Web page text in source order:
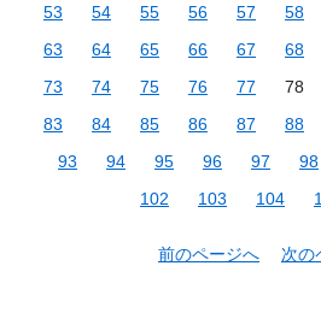
53
54 55 56 57 58
63
64 65 66 67 68
73
74 75 76 77 78
83
84 85 86 87 88
93
94 95 96 97 98
102
103 104
前のページへ 次の